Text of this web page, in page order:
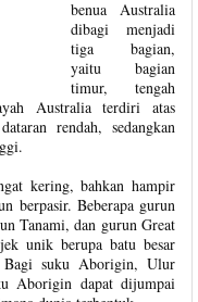
benua Australia
dibagi menjadi
tiga bagian,
yaitu bagian
timur, tengah
Australia terdiri atas
rendah, sedangkan
kering, bahkan hampir
berpasir. Beberapa gurun
Tanami, dan gurun Great
unik berupa batu besar
Bagi suku Aborigin, Ulur
Aborigin dapat dijumpai